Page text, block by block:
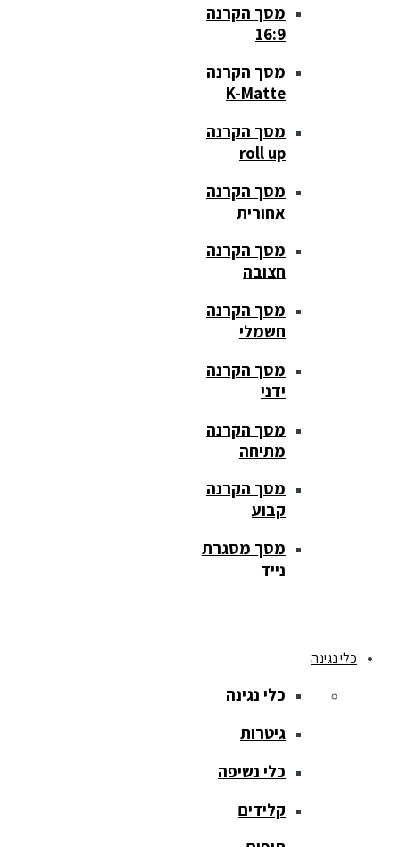
מסך הקרנה
16:9
מסך הקרנה
K-Matte
מסך הקרנה
roll up
מסך הקרנה
אחורית
מסך הקרנה
חצובה
מסך הקרנה
חשמלי
מסך הקרנה
ידני
מסך הקרנה
מתיחה
מסך הקרנה
קבוע
מסך מסגרת
נייד
כלי נגינה
כלי נגינה
גיטרות
כלי נשיפה
קלידים